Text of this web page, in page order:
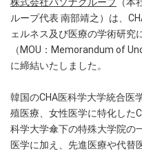
ループ代表 南部靖之）は、
ェルネス及び医療の学術研究
（MOU：Memorandum of
に締結いたしました。
韓国のCHA医科学大学統合医
殖医療、女性医学に特化した
科学大学傘下の特殊大学院の
医学に加え、先進医療や代替